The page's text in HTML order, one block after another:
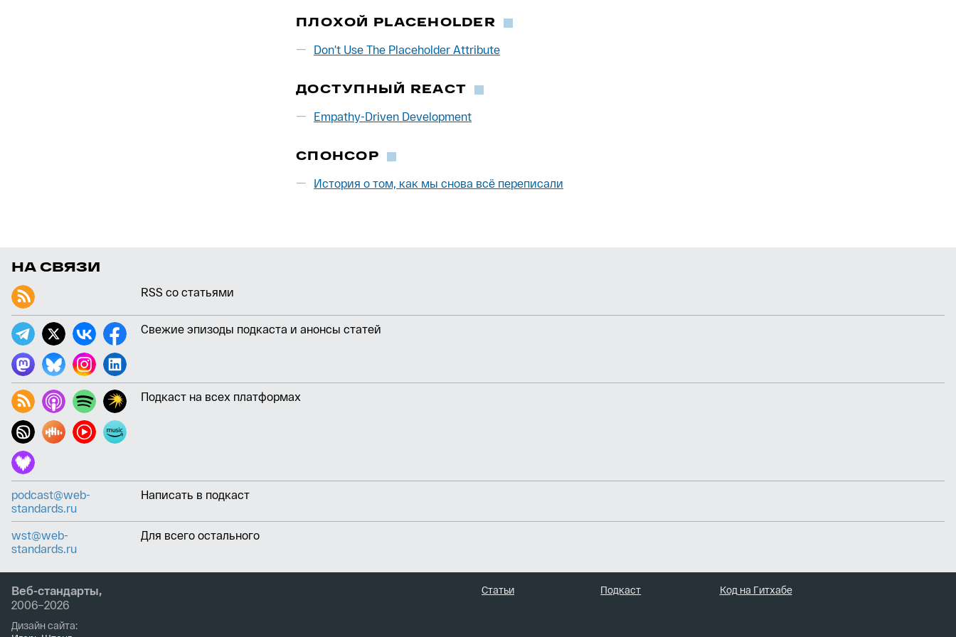
ПЛОХОЙ PLACEHOLDER
Don’t Use The Placeholder Attribute
ДОСТУПНЫЙ REACT
Empathy-Driven Development
СПОНСОР
История о том, как мы снова всё переписали
НА СВЯЗИ
RSS со статьями
Свежие эпизоды подкаста и анонсы статей
Подкаст на всех платформах
Написать в подкаст
podcast@web-
standards.ru
Для всего остального
wst@web-
standards.ru
Веб-стандарты,
2006–2026
Статьи Подкаст Код на Гитхабе
Дизайн сайта: